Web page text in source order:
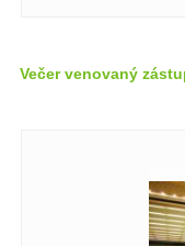
Večer venovaný